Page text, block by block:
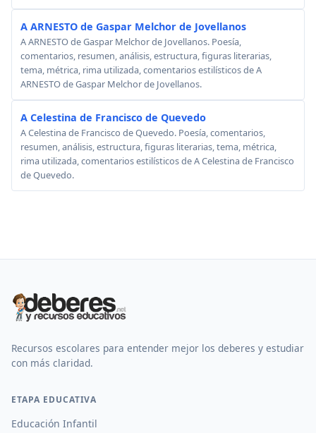
A ARNESTO de Gaspar Melchor de Jovellanos
A ARNESTO de Gaspar Melchor de Jovellanos. Poesía,
comentarios, resumen, análisis, estructura, figuras literarias,
tema, métrica, rima utilizada, comentarios estilísticos de A
ARNESTO de Gaspar Melchor de Jovellanos.
A Celestina de Francisco de Quevedo
A Celestina de Francisco de Quevedo. Poesía, comentarios,
resumen, análisis, estructura, figuras literarias, tema, métrica,
rima utilizada, comentarios estilísticos de A Celestina de Francisco
de Quevedo.
Recursos escolares para entender mejor los deberes y estudiar
con más claridad.
ETAPA EDUCATIVA
Educación Infantil